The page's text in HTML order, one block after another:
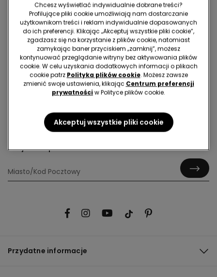
ODZIEŻ
STROJE KĄPIELOWE
Hej! Dołącz do nas - zapisz się do newslettera!
Znajdź sklep
Przydatne informacje
Chcesz wyświetlać indywidualnie dobrane treści?
Profilujące pliki cookie umożliwiają nam dostarczanie
użytkownikom treści i reklam indywidualnie dopasowanych
do ich preferencji. Klikając „Akceptuj wszystkie pliki cookie”,
zgadzasz się na korzystanie z plików cookie, natomiast
zamykając baner przyciskiem „zamknij”, możesz
kontynuować przeglądanie witryny bez aktywowania plików
cookie. W celu uzyskania dodatkowych informacji o plikach
cookie patrz Polityka plików cookie. Możesz zawsze
zmienić swoje ustawienia, klikając Centrum preferencji
prywatności w Polityce plików cookie.
Akceptuj wszystkie pliki cookie